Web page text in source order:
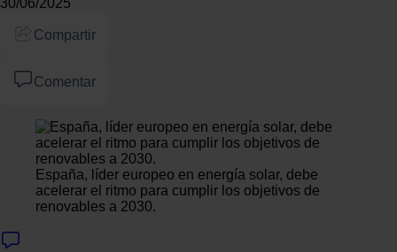
Compartir
Comentar
España, líder europeo en energía solar, debe
acelerar el ritmo para cumplir los objetivos de
renovables a 2030.